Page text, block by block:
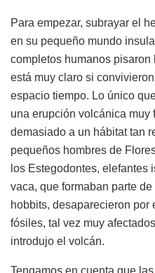
Para empezar, subrayar el
en su pequeño mundo
completos humanos
está muy claro si
espacio tiempo. Lo único
una erupción volcánica muy
demasiado a un hábitat tan
pequeños hombres de
los Estegodontes, elefantes
vaca, que formaban parte
hobbits, desaparecieron por
fósiles, tal vez muy
introdujo el volcán.
Tengamos en cuenta que